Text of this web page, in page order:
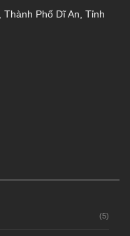
Phố Dĩ An, Tỉnh
(5)